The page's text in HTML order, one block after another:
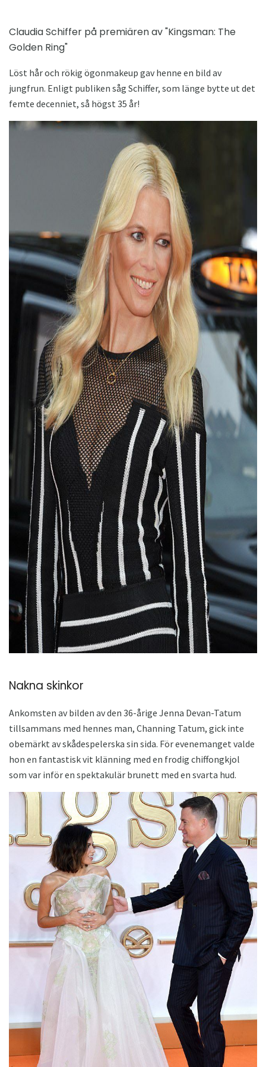
Claudia Schiffer på premiären av "Kingsman: The
Golden Ring"
Löst hår och rökig ögonmakeup gav henne en bild av
jungfrun. Enligt publiken såg Schiffer, som länge bytte ut det
femte decenniet, så högst 35 år!
ad
Nakna skinkor
Ankomsten av bilden av den 36-årige Jenna Devan-Tatum
tillsammans med hennes man, Channing Tatum, gick inte
obemärkt av skådespelerska sin sida. För evenemanget valde
hon en fantastisk vit klänning med en frodig chiffongkjol
som var inför en spektakulär brunett med en svarta hud.